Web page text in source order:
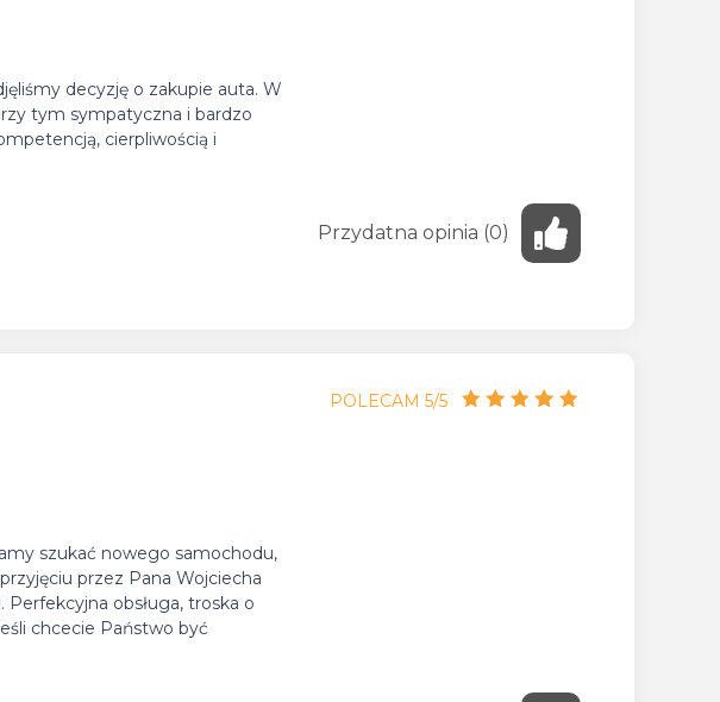
decyzję o zakupie auta. W
tym sympatyczna i bardzo
cierpliwością i
Przydatna opinia (0)
POLECAM 5/5
szukać nowego samochodu,
przez Pana Wojciecha
obsługa, troska o
chcecie Państwo być